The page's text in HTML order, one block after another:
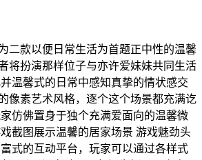
二款以便日常生活为首题正中性的温馨
将扮演那样位子与亦许爱妹妹共同生活
温馨式的日常中感知真挚的情状感交
像素艺术风格，逐个这个场景都充满讫
仿佛置身于独个充满爱面向的温馨微
截图展示温馨的居家场景 游戏魅劲头
式的互动平台，玩家可以通过各样式